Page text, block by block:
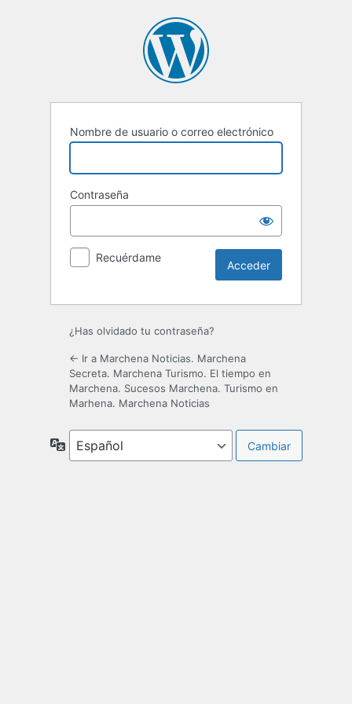
Nombre de usuario o correo electrónico
Contraseña
Recuérdame
¿Has olvidado tu contraseña?
← Ir a Marchena Noticias. Marchena
Secreta. Marchena Turismo. El tiempo en
Marchena. Sucesos Marchena. Turismo en
Marhena. Marchena Noticias
Idioma